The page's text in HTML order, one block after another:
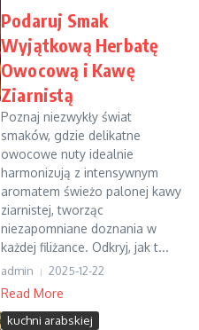
Podaruj Smak
Wyjątkową Herbatę
Owocową i Kawę
Ziarnistą
Poznaj niezwykły świat
smaków, gdzie delikatne
owocowe nuty idealnie
harmonizują z intensywnym
aromatem świeżo palonej kawy
ziarnistej, tworząc
niezapomniane doznania w
każdej filiżance. Odkryj, jak t...
admin 2025-12-22
Read More
kuchni arabskiej